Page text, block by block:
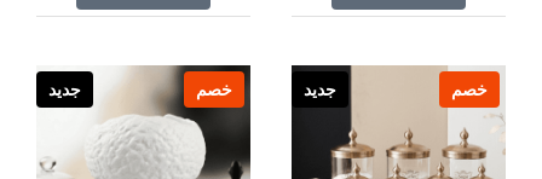
خصم جديد خصم جديد